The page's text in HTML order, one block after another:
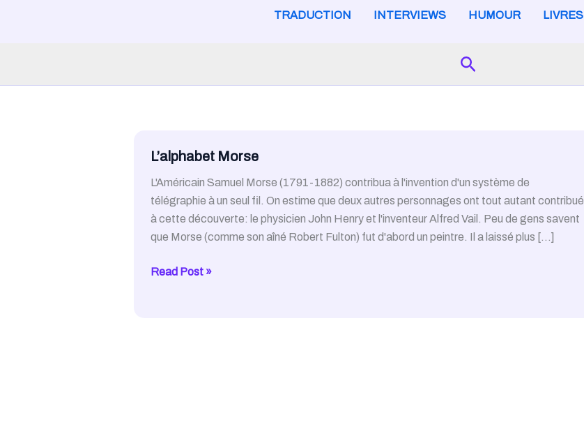
TRADUCTION INTERVIEWS HUMOUR LIVRES
Search
L’alphabet Morse
L'Américain Samuel Morse (1791-1882) contribua à l'invention d'un système de
télégraphie à un seul fil. On estime que deux autres personnages ont tout autant contribué
à cette découverte: le physicien John Henry et l'inventeur Alfred Vail. Peu de gens savent
que Morse (comme son aîné Robert Fulton) fut d'abord un peintre. Il a laissé plus […]
L’alphabet
Read Post »